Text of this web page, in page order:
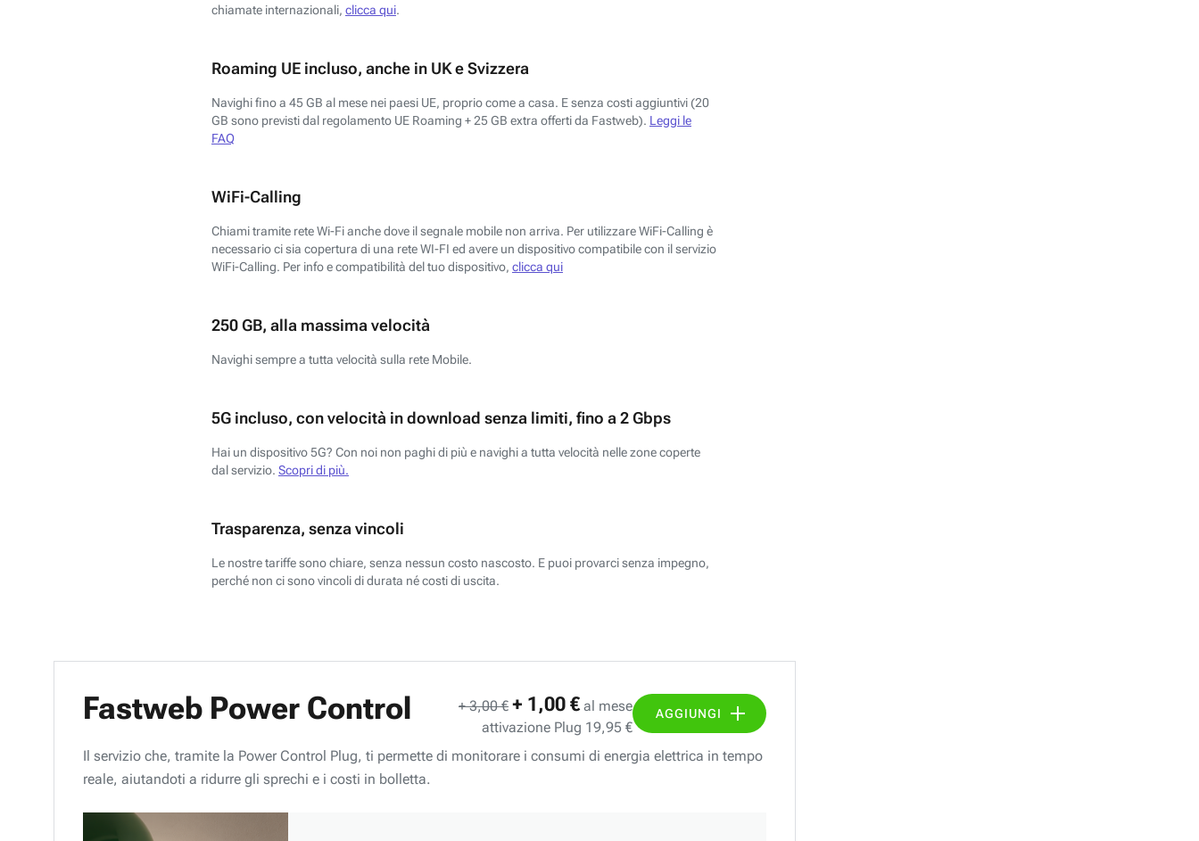
chiamate internazionali, clicca qui.
Roaming UE incluso, anche in UK e Svizzera
Navighi fino a 45 GB al mese nei paesi UE, proprio come a casa. E senza costi aggiuntivi (20
GB sono previsti dal regolamento UE Roaming + 25 GB extra offerti da Fastweb). Leggi le
FAQ
WiFi-Calling
Chiami tramite rete Wi-Fi anche dove il segnale mobile non arriva. Per utilizzare WiFi-Calling è
necessario ci sia copertura di una rete WI-FI ed avere un dispositivo compatibile con il servizio
WiFi-Calling. Per info e compatibilità del tuo dispositivo, clicca qui
250 GB, alla massima velocità
Navighi sempre a tutta velocità sulla rete Mobile.
5G incluso, con velocità in download senza limiti, fino a 2 Gbps
Hai un dispositivo 5G? Con noi non paghi di più e navighi a tutta velocità nelle zone coperte
dal servizio. Scopri di più.
Trasparenza, senza vincoli
Le nostre tariffe sono chiare, senza nessun costo nascosto. E puoi provarci senza impegno,
perché non ci sono vincoli di durata né costi di uscita.
Fastweb Power Control + 3,00 € + 1,00 € al mese
attivazione Plug 19,95 €
AGGIUNGI
Il servizio che, tramite la Power Control Plug, ti permette di monitorare i consumi di energia elettrica in tempo
reale, aiutandoti a ridurre gli sprechi e i costi in bolletta.